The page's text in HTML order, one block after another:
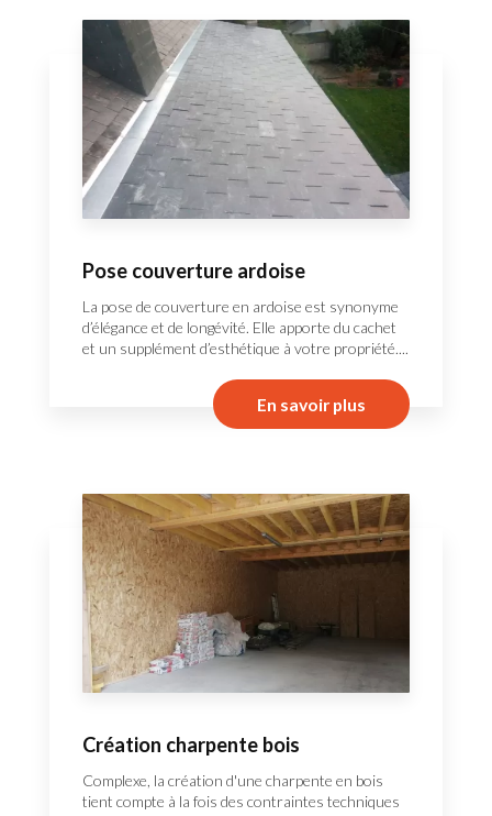
Pose couverture ardoise
La pose de couverture en ardoise est synonyme
d’élégance et de longévité. Elle apporte du cachet
et un supplément d’esthétique à votre propriété....
En savoir plus
Création charpente bois
Complexe, la création d'une charpente en bois
tient compte à la fois des contraintes techniques